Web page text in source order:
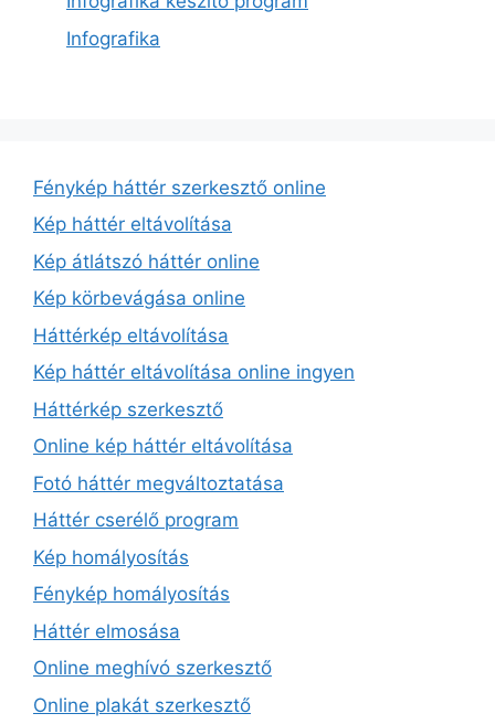
Infografika
Fénykép háttér szerkesztő online
Kép háttér eltávolítása
Kép átlátszó háttér online
Kép körbevágása online
Háttérkép eltávolítása
Kép háttér eltávolítása online ingyen
Háttérkép szerkesztő
Online kép háttér eltávolítása
Fotó háttér megváltoztatása
Háttér cserélő program
Kép homályosítás
Fénykép homályosítás
Háttér elmosása
Online meghívó szerkesztő
Online plakát szerkesztő